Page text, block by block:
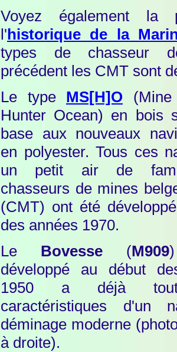
Voyez également la
l'historique de la
types de chasseur
précédent les CMT sont
Le type MS[H]O (Mine
Hunter Ocean) en bois
base aux nouveaux
en polyester. Tous ces
un petit air de
chasseurs de mines
(CMT) ont été
des années 1970.
Le Bovesse (M909
développé au début
1950 a déjà
caractéristiques d'un
déminage moderne
à droite).